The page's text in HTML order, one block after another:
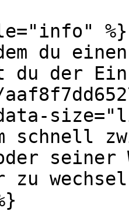
%}
du
du der
schnell
oder
zu